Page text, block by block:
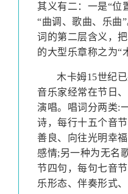
其义有二：一是“位
“曲调、歌曲、乐曲
词的第二层含义，
的大型乐章称之为“
木卡姆15世纪
音乐家经常在节日
演唱。唱词分两类:
诗，每行十五个音
善良、向往光明幸
感情;另一种为无名
节四句，每句七音
乐形态、伴奏形式